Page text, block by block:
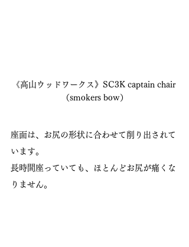
《高山ウッドワークス》SC3K captain chair
（smokers bow）
座面は、お尻の形状に合わせて削り出されて
います。
長時間座っていても、ほとんどお尻が痛くな
りません。